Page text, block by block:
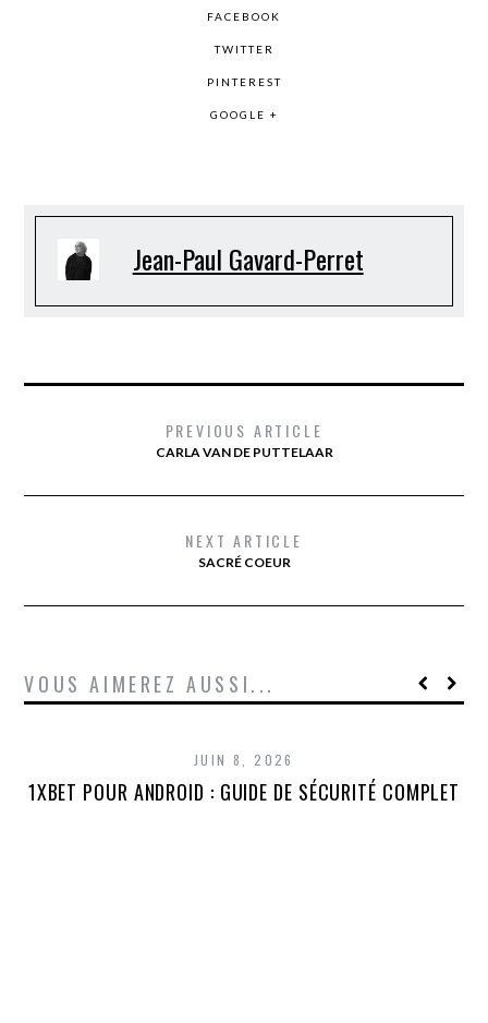
FACEBOOK
TWITTER
PINTEREST
GOOGLE +
Jean-Paul Gavard-Perret
PREVIOUS ARTICLE
CARLA VAN DE PUTTELAAR
NEXT ARTICLE
SACRÉ COEUR
VOUS AIMEREZ AUSSI...
JUIN 8, 2026
1XBET POUR ANDROID : GUIDE DE SÉCURITÉ COMPLET